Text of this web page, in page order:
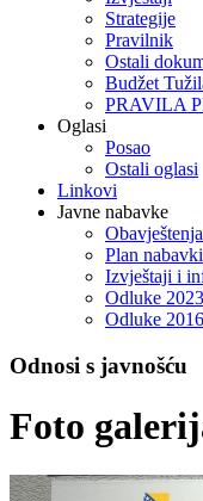
Strategije
Pravilnik
Ostali
Budžet
PRAVILA
Oglasi
Posao
Ostali oglasi
Linkovi
Javne nabavke
Plan nabavki
Izvještaji i
Odluke
Odluke
Odnosi s javnošću
Foto